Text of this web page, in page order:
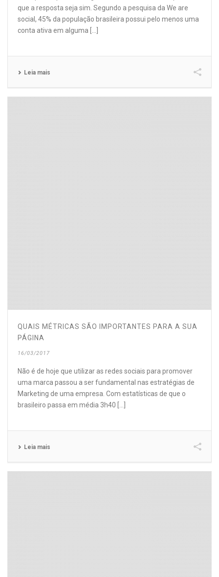
que a resposta seja sim. Segundo a pesquisa da We are
social, 45% da população brasileira possui pelo menos uma
conta ativa em alguma [...]
Leia mais
QUAIS MÉTRICAS SÃO IMPORTANTES PARA A SUA
PÁGINA
16/03/2017
Não é de hoje que utilizar as redes sociais para promover
uma marca passou a ser fundamental nas estratégias de
Marketing de uma empresa. Com estatísticas de que o
brasileiro passa em média 3h40 [...]
Leia mais